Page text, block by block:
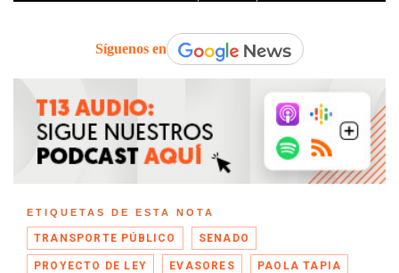
Síguenos en
ETIQUETAS DE ESTA NOTA
TRANSPORTE PÚBLICO SENADO
PROYECTO DE LEY EVASORES PAOLA TAPIA